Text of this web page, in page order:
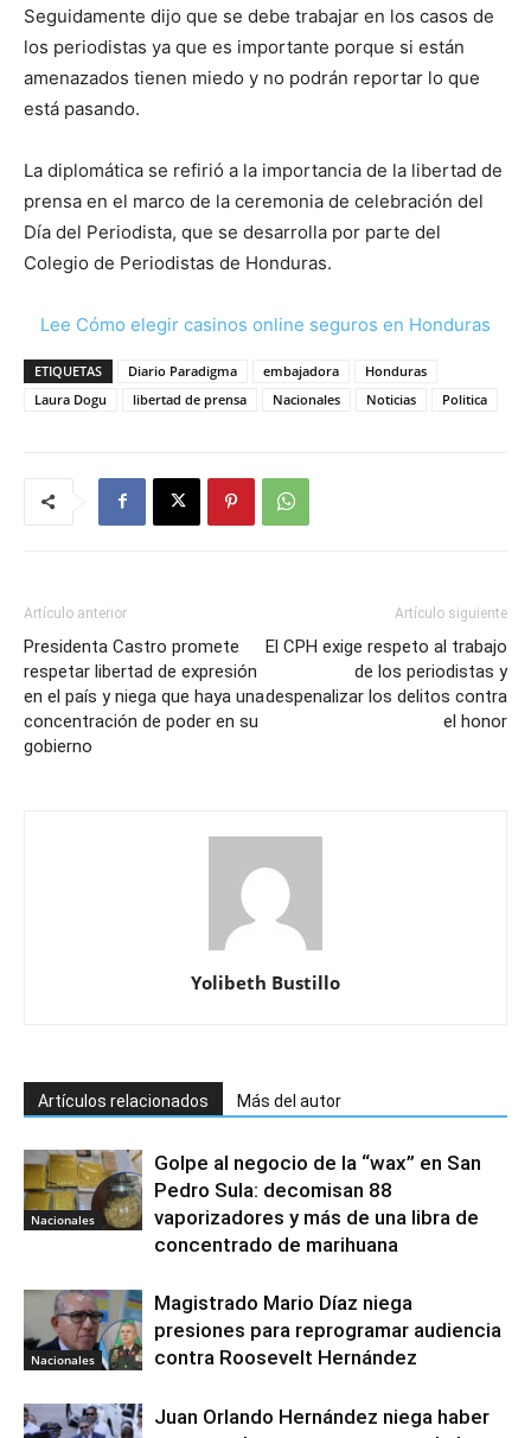
Seguidamente dijo que se debe trabajar en los casos de
los periodistas ya que es importante porque si están
amenazados tienen miedo y no podrán reportar lo que
está pasando.
La diplomática se refirió a la importancia de la libertad de
prensa en el marco de la ceremonia de celebración del
Día del Periodista, que se desarrolla por parte del
Colegio de Periodistas de Honduras.
Lee Cómo elegir casinos online seguros en Honduras
ETIQUETAS Diario Paradigma embajadora
Honduras
Laura Dogu
libertad de prensa Nacionales Noticias Politica
Artículo anterior
Presidenta Castro promete
respetar libertad de expresión
en el país y niega que haya una
concentración de poder en su
gobierno
Artículo siguiente
El CPH exige respeto al trabajo
de los periodistas y
despenalizar los delitos contra
el honor
Yolibeth Bustillo
Artículos relacionados Más del autor
Nacionales
Golpe al negocio de la “wax” en San
Pedro Sula: decomisan 88
vaporizadores y más de una libra de
concentrado de marihuana
Nacionales
Magistrado Mario Díaz niega
presiones para reprogramar audiencia
contra Roosevelt Hernández
Juan Orlando Hernández niega haber